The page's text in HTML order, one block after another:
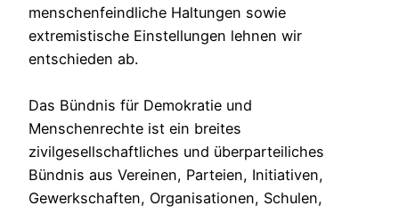
menschenfeindliche Haltungen sowie
extremistische Einstellungen lehnen wir
entschieden ab.
Das Bündnis für Demokratie und
Menschenrechte ist ein breites
zivilgesellschaftliches und überparteiliches
Bündnis aus Vereinen, Parteien, Initiativen,
Gewerkschaften, Organisationen, Schulen,